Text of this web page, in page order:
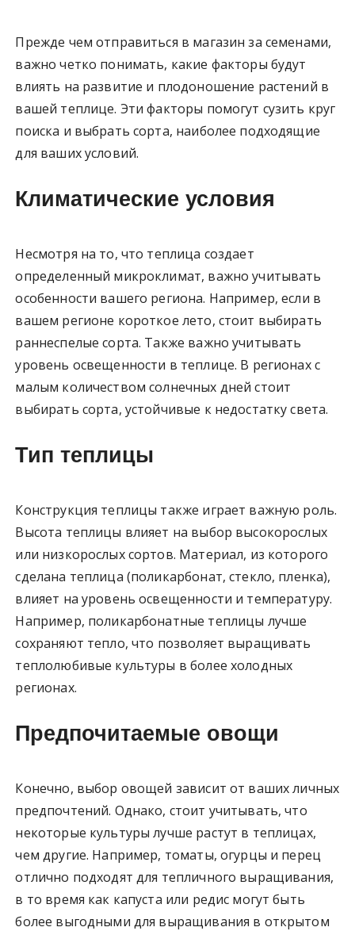
Прежде чем отправиться в магазин за семенами,
важно четко понимать, какие факторы будут
влиять на развитие и плодоношение растений в
вашей теплице. Эти факторы помогут сузить круг
поиска и выбрать сорта, наиболее подходящие
для ваших условий.
Климатические условия
Несмотря на то, что теплица создает
определенный микроклимат, важно учитывать
особенности вашего региона. Например, если в
вашем регионе короткое лето, стоит выбирать
раннеспелые сорта. Также важно учитывать
уровень освещенности в теплице. В регионах с
малым количеством солнечных дней стоит
выбирать сорта, устойчивые к недостатку света.
Тип теплицы
Конструкция теплицы также играет важную роль.
Высота теплицы влияет на выбор высокорослых
или низкорослых сортов. Материал, из которого
сделана теплица (поликарбонат, стекло, пленка),
влияет на уровень освещенности и температуру.
Например, поликарбонатные теплицы лучше
сохраняют тепло, что позволяет выращивать
теплолюбивые культуры в более холодных
регионах.
Предпочитаемые овощи
Конечно, выбор овощей зависит от ваших личных
предпочтений. Однако, стоит учитывать, что
некоторые культуры лучше растут в теплицах,
чем другие. Например, томаты, огурцы и перец
отлично подходят для тепличного выращивания,
в то время как капуста или редис могут быть
более выгодными для выращивания в открытом